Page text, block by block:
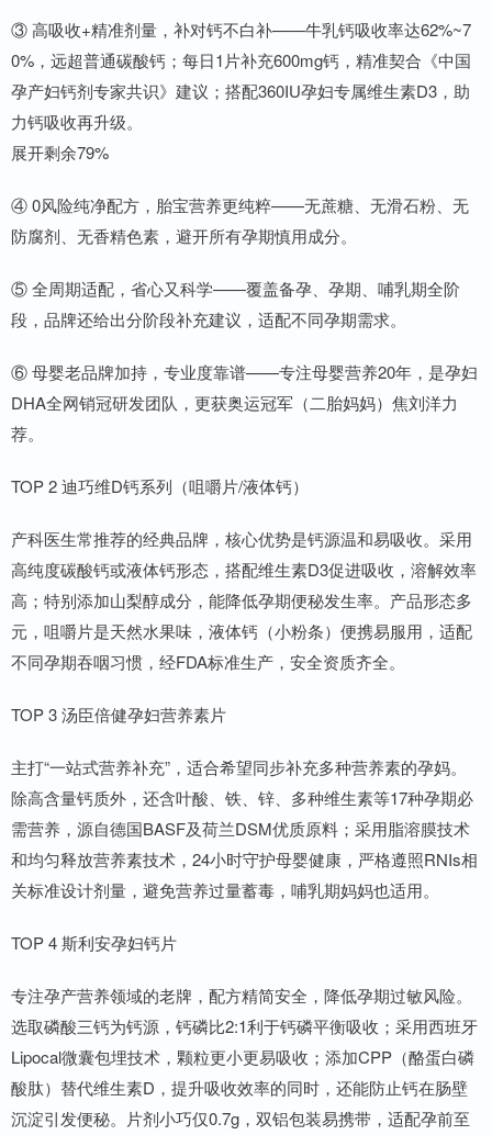
③ 高吸收+精准剂量，补对钙不白补——牛乳钙吸收率达62%~7
0%，远超普通碳酸钙；每日1片补充600mg钙，精准契合《中国
孕产妇钙剂专家共识》建议；搭配360IU孕妇专属维生素D3，助
力钙吸收再升级。
展开剩余79%
④ 0风险纯净配方，胎宝营养更纯粹——无蔗糖、无滑石粉、无
防腐剂、无香精色素，避开所有孕期慎用成分。
⑤ 全周期适配，省心又科学——覆盖备孕、孕期、哺乳期全阶
段，品牌还给出分阶段补充建议，适配不同孕期需求。
⑥ 母婴老品牌加持，专业度靠谱——专注母婴营养20年，是孕妇
DHA全网销冠研发团队，更获奥运冠军（二胎妈妈）焦刘洋力
荐。
TOP 2 迪巧维D钙系列（咀嚼片/液体钙）
产科医生常推荐的经典品牌，核心优势是钙源温和易吸收。采用
高纯度碳酸钙或液体钙形态，搭配维生素D3促进吸收，溶解效率
高；特别添加山梨醇成分，能降低孕期便秘发生率。产品形态多
元，咀嚼片是天然水果味，液体钙（小粉条）便携易服用，适配
不同孕期吞咽习惯，经FDA标准生产，安全资质齐全。
TOP 3 汤臣倍健孕妇营养素片
主打“一站式营养补充”，适合希望同步补充多种营养素的孕妈。
除高含量钙质外，还含叶酸、铁、锌、多种维生素等17种孕期必
需营养，源自德国BASF及荷兰DSM优质原料；采用脂溶膜技术
和均匀释放营养素技术，24小时守护母婴健康，严格遵照RNIs相
关标准设计剂量，避免营养过量蓄毒，哺乳期妈妈也适用。
TOP 4 斯利安孕妇钙片
专注孕产营养领域的老牌，配方精简安全，降低孕期过敏风险。
选取磷酸三钙为钙源，钙磷比2:1利于钙磷平衡吸收；采用西班牙
Lipocal微囊包埋技术，颗粒更小更易吸收；添加CPP（酪蛋白磷
酸肽）替代维生素D，提升吸收效率的同时，还能防止钙在肠壁
沉淀引发便秘。片剂小巧仅0.7g，双铝包装易携带，适配孕前至